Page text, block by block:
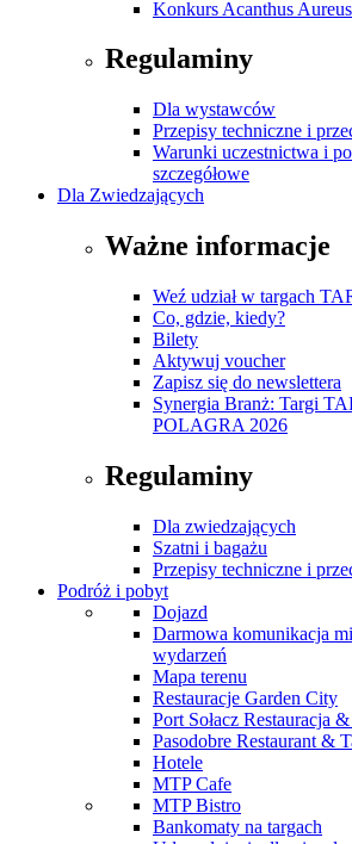
Konkurs Acanthus Aureus
Regulaminy
Dla wystawców
Przepisy techniczne i
Warunki uczestnictwa i
szczegółowe
Dla Zwiedzających
Ważne informacje
Weź udział w targach
Co, gdzie, kiedy?
Bilety
Aktywuj voucher
Zapisz się do newslettera
Synergia Branż: Targi
POLAGRA 2026
Regulaminy
Dla zwiedzających
Szatni i bagażu
Przepisy techniczne i
Podróż i pobyt
Dojazd
Darmowa komunikacja
wydarzeń
Mapa terenu
Restauracje Garden City
Port Sołacz Restauracja
Pasodobre Restaurant &
Hotele
MTP Cafe
MTP Bistro
Bankomaty na targach